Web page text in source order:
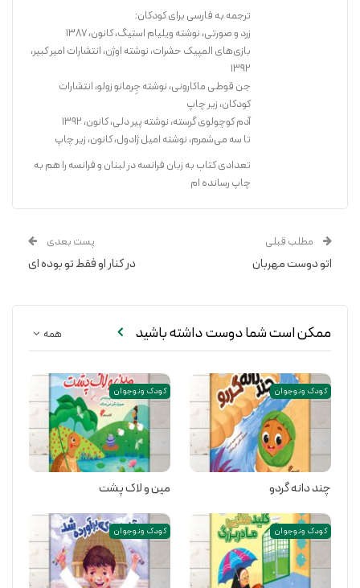
ترجمه به فارسی برای کودکان:
زرد و صورتی، نوشته‌ ویلیام استیگ، کانون، ۱۳۸۷
بازی‌های المپیک حشرات، نوشته اوژن، انتشارات امیر کبیر،
١٣٩٢
جن قوطی ماکارونی، نوشته جِرمانو زولو، انتشارات
کودکان، زیر چاپ
آدم کوچولوی گرسته، نوشته پیر دلی، کانون، ١٣٩٢
تا سه می‌شمرم، نوشته امیل ژادول، کانون، زیر چاپ
تعدادی کتاب به زبان فرانسه در لبنان و فرانسه را هم به
چاپ رسانده‌ ام
مطلب قبلی
اتو دوست مهربان
پست بعدی
در کنار او فقط تو بوده ای
همه ممکن است شما دوست داشته باشید
کودک و نوجوان
چند دانه گردو
کودک و نوجوان
مین و لاک پشت
کودک و نوجوان کودک و نوجوان